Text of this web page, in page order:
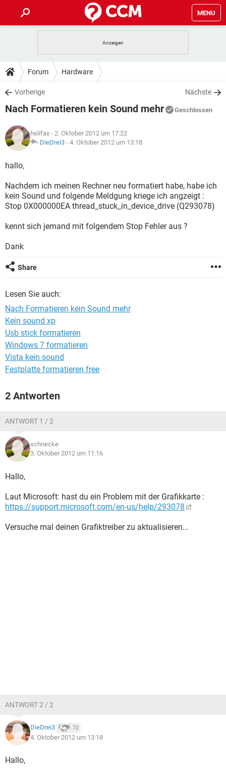
MENU
ANDROID
WINDOWS 10
WHATSAPP TIKTOK
FACEBOOK
TIPPS & TRICKS
SPIELE
WHATSAPP TIKTOK
FACEBOOK
DOWNLOADS
SPIELE STREAMING
ANDROID
WINDOWS 10 INSTAGRAM
WHATSAPP
SPIELE STREAMING
ANDROID
WINDOWS 10
WHATSAPP TIKTOK
FACEBOOK HARDWARE
LEXIKON
SPIELE
WINDOWS 10 INSTAGRAM
WHATSAPP
FACEBOOK HARDWARE
Forum Hardware
Vorherige Nächste
Nach Formatieren kein Sound mehr Geschlossen
helifax - 2. Oktober 2012 um 17:22
DieDrei3 - 4. Oktober 2012 um 13:18
hallo,
Nachdem ich meinen Rechner neu formatiert habe, habe ich
kein Sound und folgende Meldgung kriege ich angzeigt :
Stop 0X000000EA thread_stuck_in_device_drive (Q293078)
kennt sich jemand mit folgendem Stop Fehler aus ?
Dank
Share
Lesen Sie auch:
Nach Formatieren kein Sound mehr
Kein sound xp
Usb stick formatieren
Windows 7 formatieren
Vista kein sound
Festplatte formatieren free
2 Antworten
ANTWORT 1 / 2
schnecke
3. Oktober 2012 um 11:16
Hallo,
Laut Microsoft: hast du ein Problem mit der Grafikkarte :
https://support.microsoft.com/en-us/help/293078
Versuche mal deinen Grafiktreiber zu aktualisieren...
ANTWORT 2 / 2
DieDrei3 72
4. Oktober 2012 um 13:18
Hallo,